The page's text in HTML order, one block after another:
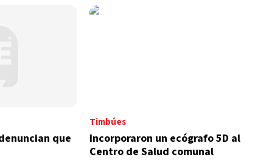
que
Timbúes
Incorporaron un ecógrafo 5D al
Centro de Salud comunal